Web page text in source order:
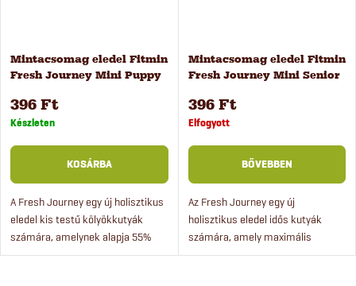
Mintacsomag eledel Fitmin
Fresh Journey Mini Puppy
100 g
396 Ft
Készleten
KOSÁRBA
A Fresh Journey egy új holisztikus
eledel kis testű kölyökkutyák
számára, amelynek alapja 55%
friss, sovány přeštice sertéshús.
Mintacsomag eledel Fitmin
Fresh Journey Mini Senior
100 g
396 Ft
Elfogyott
BŐVEBBEN
Az Fresh Journey egy új
holisztikus eledel idős kutyák
számára, amely maximális
frissességet (akár 80%-kal